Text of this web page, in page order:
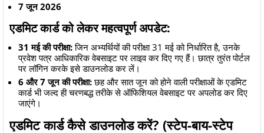
7 जून 2026
​एडमिट कार्ड को लेकर महत्वपूर्ण अपडेट:
31 मई की परीक्षा:जिन अभ्यर्थियों की परीक्षा 31 मई को निर्धारित है, उनके
प्रवेश पत्र आधिकारिक वेबसाइट पर लाइव कर दिए गए हैं। छात्र तुरंत पोर्टल
पर लॉगिन करके इसे डाउनलोड कर लें।
6 और 7 जून की परीक्षा:छह और सात जून को होने वाली परीक्षाओं के एडमिट
कार्ड भी जल्द ही चरणबद्ध तरीके से ऑफिशियल वेबसाइट पर अपलोड कर दिए
जाएंगे।
​एडमिट कार्ड कैसे डाउनलोड करें? (स्टेप-बाय-स्टेप